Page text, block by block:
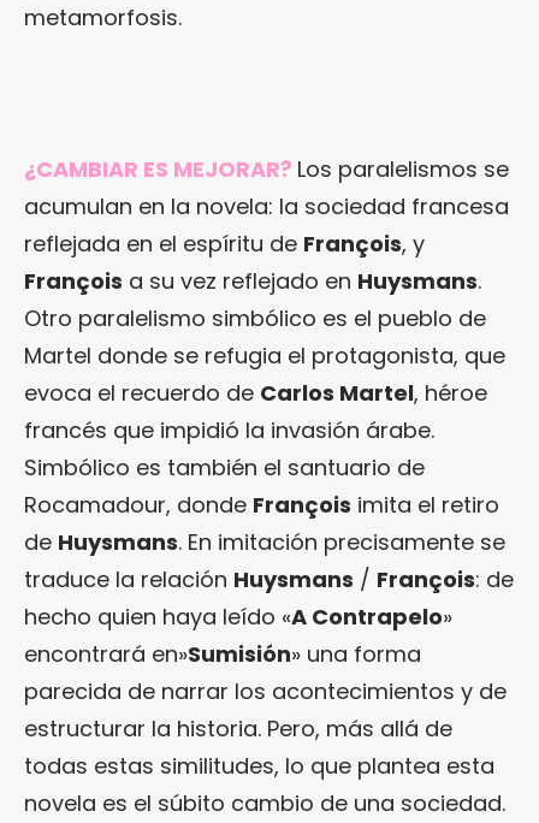
metamorfosis.
¿CAMBIAR ES MEJORAR? Los paralelismos se
acumulan en la novela: la sociedad francesa
reflejada en el espíritu de François, y
François a su vez reflejado en Huysmans.
Otro paralelismo simbólico es el pueblo de
Martel donde se refugia el protagonista, que
evoca el recuerdo de Carlos Martel, héroe
francés que impidió la invasión árabe.
Simbólico es también el santuario de
Rocamadour, donde François imita el retiro
de Huysmans. En imitación precisamente se
traduce la relación Huysmans / François: de
hecho quien haya leído «A Contrapelo»
encontrará en»Sumisión» una forma
parecida de narrar los acontecimientos y de
estructurar la historia. Pero, más allá de
todas estas similitudes, lo que plantea esta
novela es el súbito cambio de una sociedad.